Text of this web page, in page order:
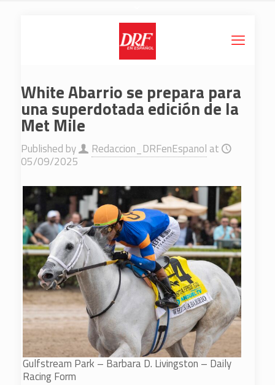
White Abarrio se prepara para
una superdotada edición de la
Met Mile
Published by Redaccion_DRFenEspanol at
05/09/2025
Gulfstream Park – Barbara D. Livingston – Daily
Racing Form